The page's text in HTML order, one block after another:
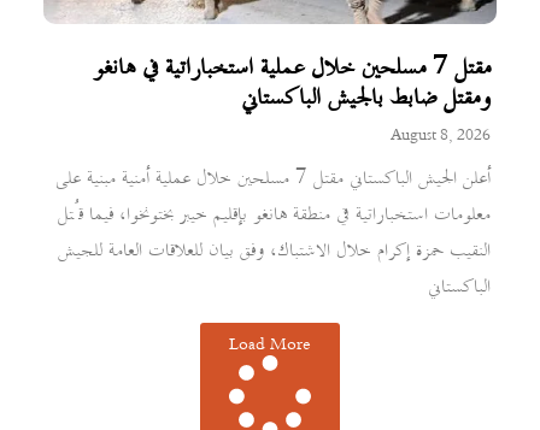
مقتل 7 مسلحين خلال عملية استخباراتية في هانغو
ومقتل ضابط بالجيش الباكستاني
August 8, 2026
أعلن الجيش الباكستاني مقتل 7 مسلحين خلال عملية أمنية مبنية على
معلومات استخباراتية في منطقة هانغو بإقليم خيبر بختونخوا، فيما قُتل
النقيب حمزة إكرام خلال الاشتباك، وفق بيان للعلاقات العامة للجيش
الباكستاني
Load More